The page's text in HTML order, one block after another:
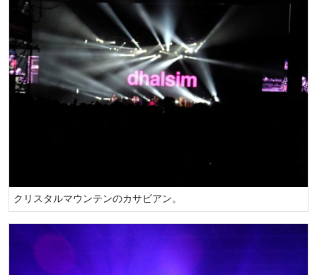
クリスタルマウンテンのカサビアン。